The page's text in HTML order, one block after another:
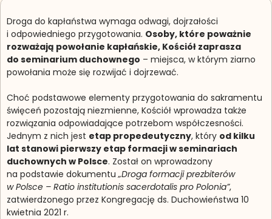
Droga do kapłaństwa wymaga odwagi, dojrzałości
i odpowiedniego przygotowania. Osoby, które poważnie
rozważają powołanie kapłańskie, Kościół zaprasza
do seminarium duchownego – miejsca, w którym ziarno
powołania może się rozwijać i dojrzewać.
Choć podstawowe elementy przygotowania do sakramentu
święceń pozostają niezmienne, Kościół wprowadza także
rozwiązania odpowiadające potrzebom współczesności.
Jednym z nich jest etap propedeutyczny, który od kilku
lat stanowi pierwszy etap formacji w seminariach
duchownych w Polsce. Został on wprowadzony
na podstawie dokumentu„Droga formacji prezbiterów
w Polsce – Ratio institutionis sacerdotalis pro Polonia”,
zatwierdzonego przez Kongregację ds. Duchowieństwa 10
kwietnia 2021 r.